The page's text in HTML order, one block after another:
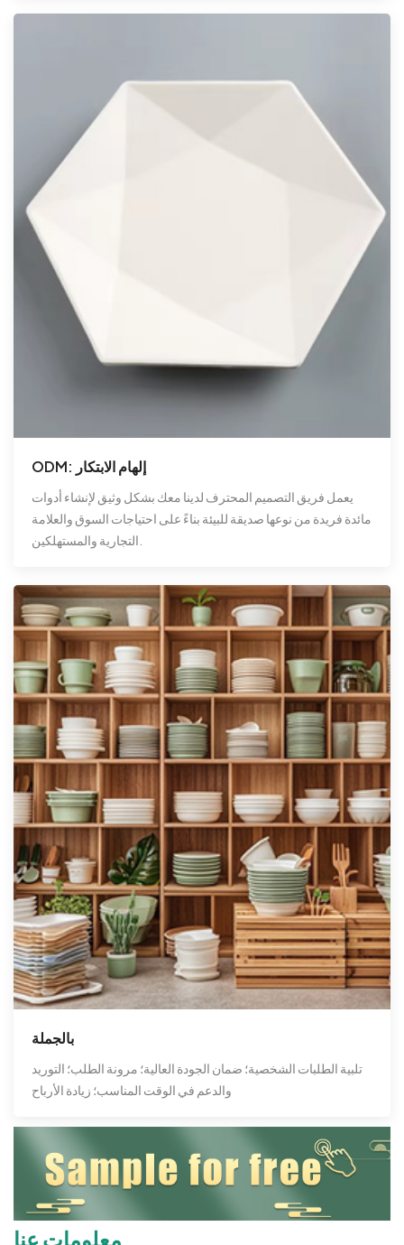
ODM: إلهام الابتكار
يعمل فريق التصميم المحترف لدينا معك بشكل وثيق لإنشاء أدوات
مائدة فريدة من نوعها صديقة للبيئة بناءً على احتياجات السوق والعلامة
بالجملة
تلبية الطلبات الشخصية؛ ضمان الجودة العالية؛ مرونة الطلب؛ التوريد
والدعم في الوقت المناسب؛ زيادة الأرباح
معلومات عنا